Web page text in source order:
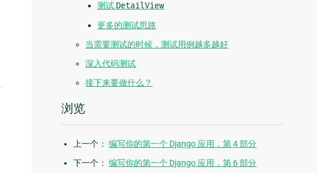
测试 DetailView
更多的测试思路
当需要测试的时候，测试用例越多越好
深入代码测试
接下来要做什么？
浏览
上一个：编写你的第一个 Django 应用，第 4 部分
下一个：编写你的第一个 Django 应用，第 6 部分